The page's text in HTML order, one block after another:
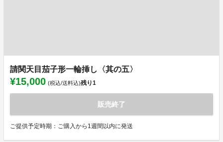
請関天目茄子形一輪挿し〈其の五〉
¥15,000 (税込/送料込)残り1
販売終了
ご提供予定時期：ご購入から1週間以内に発送